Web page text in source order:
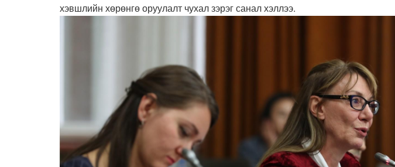
хэвшлийн хөрөнгө оруулалт чухал зэрэг санал хэллээ.